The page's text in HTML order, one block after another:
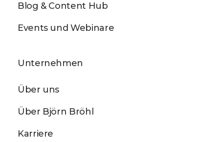
Blog & Content Hub
Events und Webinare
Unternehmen
Über uns
Über Björn Bröhl
Karriere